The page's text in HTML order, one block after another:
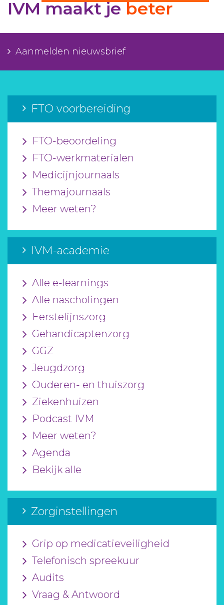
Aanmelden nieuwsbrief
IVM maakt jebeter
Aanmelden nieuwsbrief
FTO voorbereiding
FTO-beoordeling
FTO-werkmaterialen
Medicijnjournaals
Themajournaals
Meer weten?
IVM-academie
Alle e-learnings
Alle nascholingen
Eerstelijnszorg
Gehandicaptenzorg
GGZ
Jeugdzorg
Ouderen- en thuiszorg
Ziekenhuizen
Podcast IVM
Meer weten?
Agenda
Bekijk alle
Zorginstellingen
Grip op medicatieveiligheid
Telefonisch spreekuur
Audits
Vraag & Antwoord